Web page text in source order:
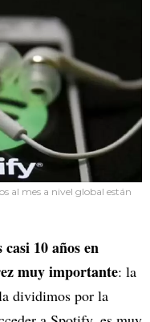
al mes a nivel global están
10 años en
muy importante: la
dividimos por la